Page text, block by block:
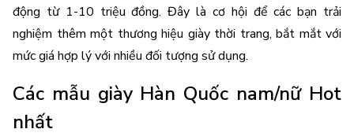
động từ 1-10 triệu đồng. Đây là cơ hội để các bạn trải
nghiệm thêm một thương hiệu giày thời trang, bắt mắt với
mức giá hợp lý với nhiều đối tượng sử dụng.
Các mẫu giày Hàn Quốc nam/nữ Hot
nhất